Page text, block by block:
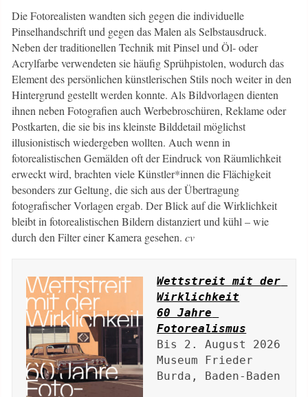
Die Fotorealisten wandten sich gegen die individuelle
Pinselhandschrift und gegen das Malen als Selbstausdruck.
Neben der traditionellen Technik mit Pinsel und Öl- oder
Acrylfarbe verwendeten sie häufig Sprühpistolen, wodurch das
Element des persönlichen künstlerischen Stils noch weiter in den
Hintergrund gestellt werden konnte. Als Bildvorlagen dienten
ihnen neben Fotografien auch Werbebroschüren, Reklame oder
Postkarten, die sie bis ins kleinste Bilddetail möglichst
illusionistisch wiedergeben wollten. Auch wenn in
fotorealistischen Gemälden oft der Eindruck von Räumlichkeit
erweckt wird, brachten viele Künstler*innen die Flächigkeit
besonders zur Geltung, die sich aus der Übertragung
fotografischer Vorlagen ergab. Der Blick auf die Wirklichkeit
bleibt in fotorealistischen Bildern distanziert und kühl – wie
durch den Filter einer Kamera gesehen.cv
Wettstreit mit der
Wirklichkeit
60 Jahre
Fotorealismus
Bis 2. August 2026
Museum Frieder
Burda, Baden-Baden